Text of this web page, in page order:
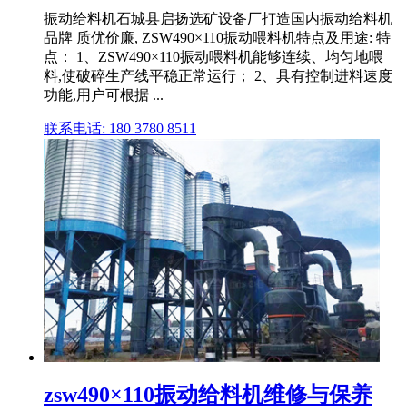
振动给料机石城县启扬选矿设备厂打造国内振动给料机
品牌 质优价廉, ZSW490×110振动喂料机特点及用途: 特
点： 1、ZSW490×110振动喂料机能够连续、均匀地喂
料,使破碎生产线平稳正常运行； 2、具有控制进料速度
功能,用户可根据 ...
联系电话: 180 3780 8511
zsw490×110振动给料机维修与保养